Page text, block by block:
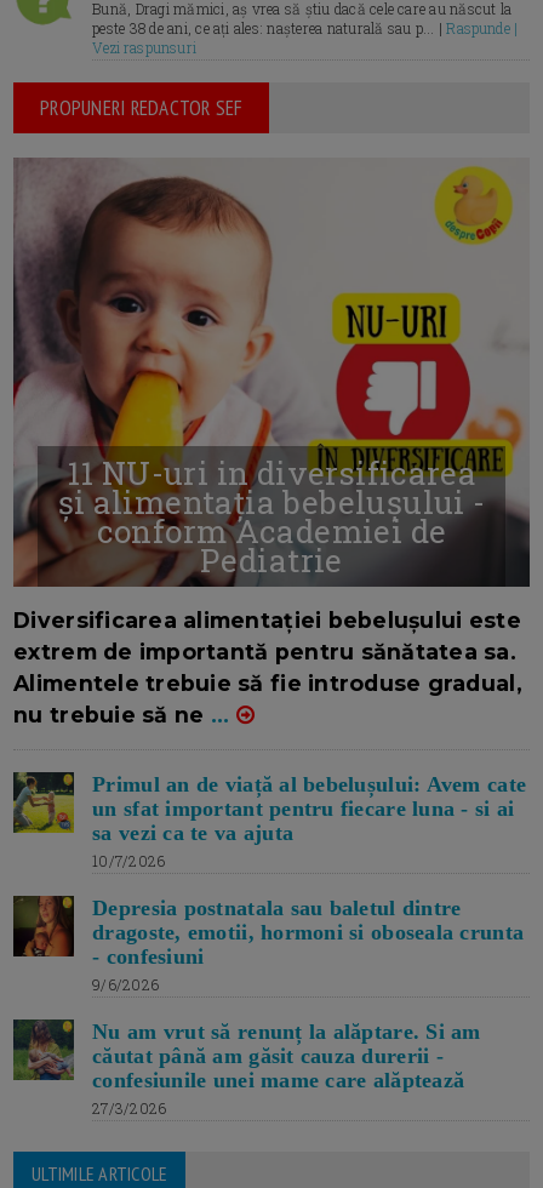
Bună, Dragi mămici, aș vrea să știu dacă cele care au născut la
peste 38 de ani, ce ați ales: nașterea naturală sau p... |Raspunde |
Vezi raspunsuri
PROPUNERI REDACTOR SEF
11 NU-uri in diversificarea
și alimentația bebelușului -
conform Academiei de
Pediatrie
Diversificarea alimentației bebelușului este
extrem de importantă pentru sănătatea sa.
Alimentele trebuie să fie introduse gradual,
nu trebuie să ne ...
Primul an de viață al bebelușului: Avem cate
un sfat important pentru fiecare luna - si ai
sa vezi ca te va ajuta
10/7/2026
Depresia postnatala sau baletul dintre
dragoste, emotii, hormoni si oboseala crunta
- confesiuni
9/6/2026
Nu am vrut să renunț la alăptare. Si am
căutat până am găsit cauza durerii -
confesiunile unei mame care alăptează
27/3/2026
ULTIMILE ARTICOLE